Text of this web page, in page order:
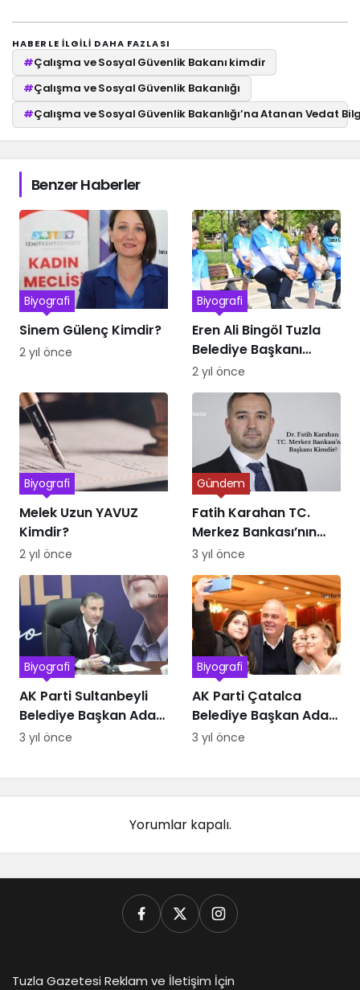
HABERLE ILGILI DAHA FAZLASI
#Çalışma ve Sosyal Güvenlik Bakanı kimdir
#Çalışma ve Sosyal Güvenlik Bakanlığı
#Çalışma ve Sosyal Güvenlik Bakanlığı’na Atanan Vedat
Benzer Haberler
Sinem Gülenç Kimdir?
Biyografi
2 yıl önce
Eren Ali Bingöl Tuzla
Belediye Başkanı
Kimdir
Biyografi
2 yıl önce
Melek Uzun YAVUZ
Kimdir?
Biyografi
2 yıl önce
Fatih Karahan TC.
Merkez Bankası’nın
Yeni Başkanı Kimdir
Gündem
3 yıl önce
AK Parti Sultanbeyli
Belediye Başkan Adayı
Ali Tombaş Kimdir
Biyografi
3 yıl önce
AK Parti Çatalca
Belediye Başkan Adayı
Mesut Üner kimdir
Biyografi
3 yıl önce
Yorumlar kapalı.
Tuzla Gazetesi Reklam ve İletişim İçin